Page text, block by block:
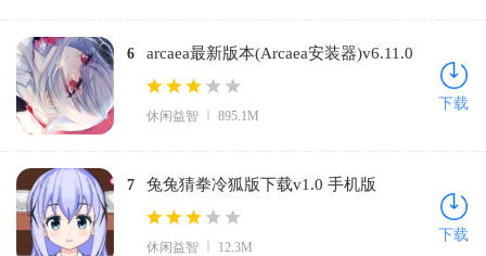
6
arcaea最新版本(Arcaea安装器)v6.11.0
安卓版
休闲益智 895.1M
下载
7 兔兔猜拳冷狐版下载v1.0 手机版
休闲益智 12.3M
下载